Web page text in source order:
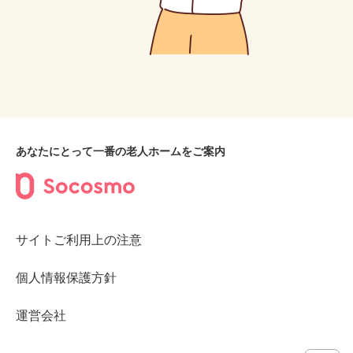
あなたにとって一番の老人ホームをご案内
サイトご利用上の注意
個人情報保護方針
運営会社